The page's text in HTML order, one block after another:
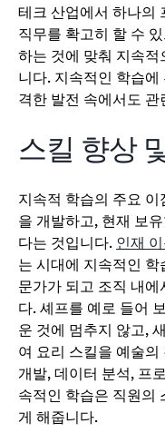
테크 산업에서 하나의
직무를 확고히 할 수
하는 것에 맞춰 지속
니다. 지속적인 학습
격한 발전 속에서도
스킬 향상
지속적 학습의 주요
을 개발하고, 현재 보
다는 것입니다. 인재
는 시대에 지속적인
문가가 되고 조직 내
다. 셰프를 예로 들어
운 것에 멈추지 않고,
여 요리 스킬을 예술
개발, 데이터 분석, 프
속적인 학습은 직원의
게 해줍니다.